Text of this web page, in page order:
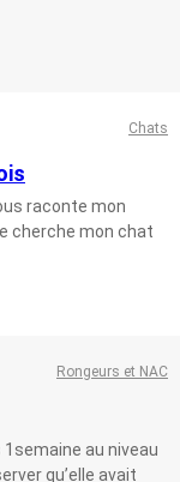
Chats
raconte mon
cherche mon chat
Rongeurs et NAC
1semaine au niveau
qu’elle avait